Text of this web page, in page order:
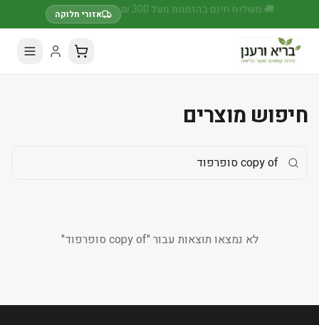
🚚 משלוח חינם בהזמנות מעל 300 ₪ אזורי חלוקה
חיפוש מוצרים
לא נמצאו תוצאות עבור "copy of סופרפוד "